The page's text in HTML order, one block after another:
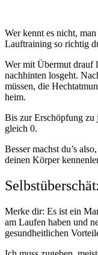
Wer kennt es nicht,
Lauftraining so richtig
Wer mit Übermut drauf
nachhinten losgeht.
müssen, die
heim.
Bis zur Erschöpfung
gleich 0.
Besser machst du’s
deinen Körper
Merke dir: Es ist ein
am Laufen haben und
gesundheitlichen